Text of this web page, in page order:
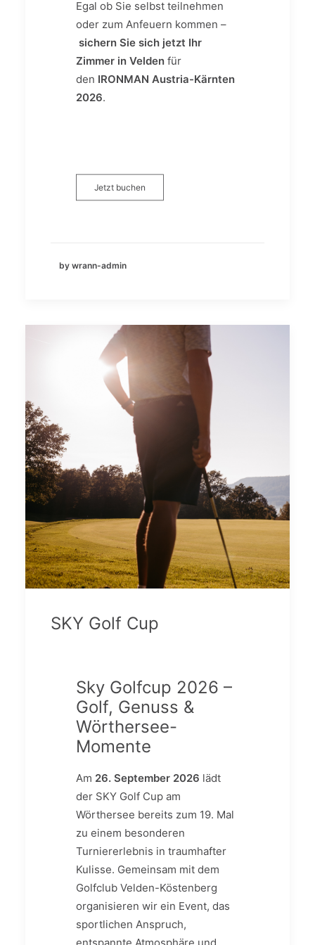
Egal ob Sie selbst teilnehmen
oder zum Anfeuern kommen –
sichern Sie sich jetzt Ihr
Zimmer in Velden für
den IRONMAN Austria-Kärnten
2026.
Jetzt buchen
by wrann-admin
SKY Golf Cup
Sky Golfcup 2026 –
Golf, Genuss &
Wörthersee-
Momente
Am 26. September 2026 lädt
der SKY Golf Cup am
Wörthersee bereits zum 19. Mal
zu einem besonderen
Turniererlebnis in traumhafter
Kulisse. Gemeinsam mit dem
Golfclub Velden-Köstenberg
organisieren wir ein Event, das
sportlichen Anspruch,